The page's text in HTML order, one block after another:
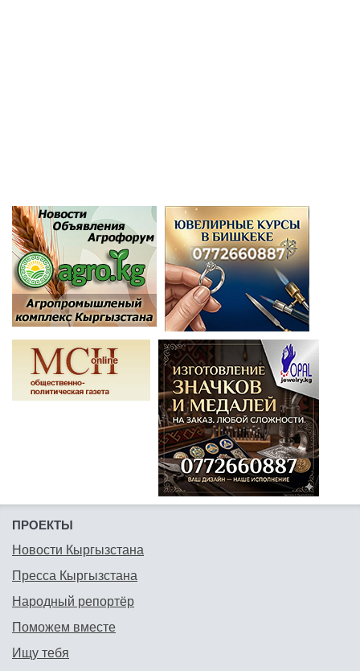
ПРОЕКТЫ
Новости Кыргызстана
Пресса Кыргызстана
Народный репортёр
Поможем вместе
Ищу тебя